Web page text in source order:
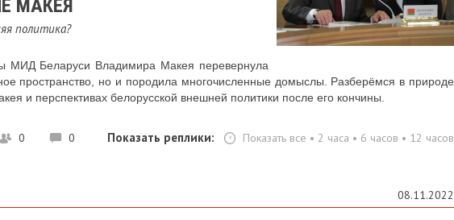
МАКЕЯ
политика?
МИД Беларуси Владимира Макея перевернула
пространство, но и породила многочисленные домыслы. Разберёмся в природе
и перспективах белорусской внешней политики после его кончины.
0 0 Показать реплики: Показать все • 2 часа • 6 часов • 12 часов
08.11.2022